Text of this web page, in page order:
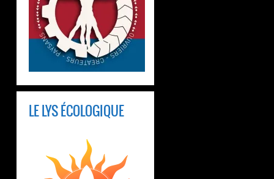
LE LYS ÉCOLOGIQUE